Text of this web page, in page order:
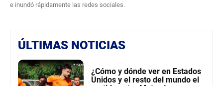
e inundó rápidamente las redes sociales.
ÚLTIMAS NOTICIAS
¿Cómo y dónde ver en Estados
Unidos y el resto del mundo el